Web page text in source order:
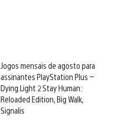
Jogos mensais de agosto para
assinantes PlayStation Plus –
Dying Light 2 Stay Human:
Reloaded Edition, Big Walk,
Signalis